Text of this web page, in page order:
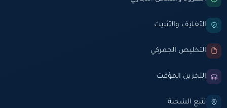
التغليف والتثبيت
التخليص الجمركي
التخزين المؤقت
تتبع الشحنة